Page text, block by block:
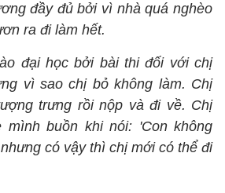
đầy đủ bởi vì nhà quá nghèo
ra đi làm hết.
đại học bởi bài thi đối với chị
vì sao chị bỏ không làm. Chị
trưng rồi nộp và đi về. Chị
mình buồn khi nói: 'Con không
có vậy thì chị mới có thể đi